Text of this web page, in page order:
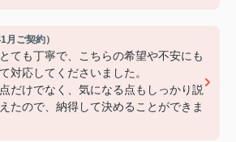
月ご契約）
ても丁寧で、こちらの希望や不安にも
対応してくださいました。
だけでなく、気になる点もしっかり説
たので、納得して決めることができま